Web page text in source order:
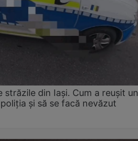
străzile din Iași. Cum a reușit un
și să se facă nevăzut